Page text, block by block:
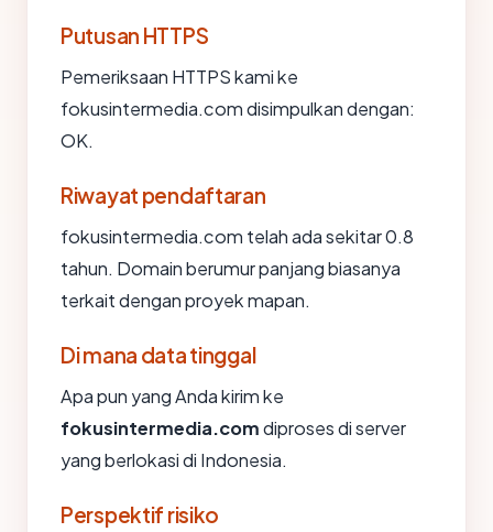
Putusan HTTPS
Pemeriksaan HTTPS kami ke
fokusintermedia.com disimpulkan dengan:
OK.
Riwayat pendaftaran
fokusintermedia.com telah ada sekitar 0.8
tahun. Domain berumur panjang biasanya
terkait dengan proyek mapan.
Di mana data tinggal
Apa pun yang Anda kirim ke
fokusintermedia.comdiproses di server
yang berlokasi di Indonesia.
Perspektif risiko